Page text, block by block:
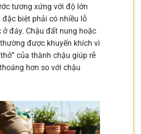
tương xứng với độ lớn
đặc biệt phải có nhiều lỗ
đáy. Chậu đất nung hoặc
được khuyến khích vì
của thành chậu giúp rễ
hơn so với chậu